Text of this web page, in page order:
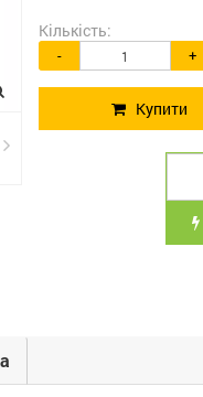
Кількість:
- +
Купити